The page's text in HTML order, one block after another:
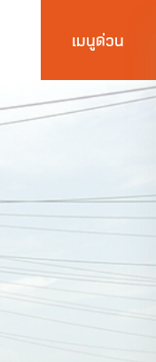
เมนูด่วน